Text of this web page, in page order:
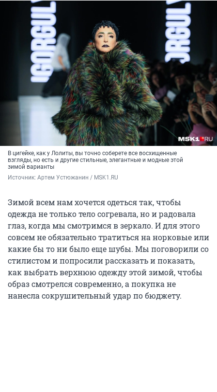
В цигейке, как у Лолиты, вы точно соберете все восхищенные
взгляды, но есть и другие стильные, элегантные и модные этой
зимой варианты
Источник: Артем Устюжанин / MSK1.RU
Зимой всем нам хочется одеться так, чтобы
одежда не только тело согревала, но и радовала
глаз, когда мы смотримся в зеркало. И для этого
совсем не обязательно тратиться на норковые или
какие бы то ни было еще шубы. Мы поговорили со
стилистом и попросили рассказать и показать,
как выбрать верхнюю одежду этой зимой, чтобы
образ смотрелся современно, а покупка не
нанесла сокрушительный удар по бюджету.